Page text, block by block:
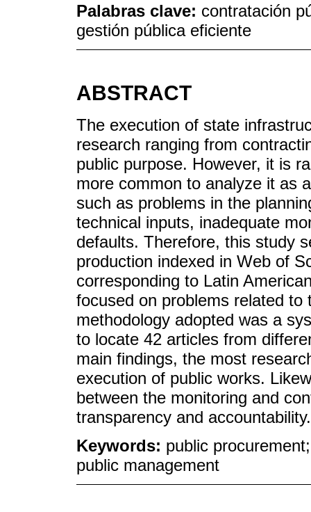
Palabras clave: contratación
gestión pública eficiente
ABSTRACT
The execution of state
research ranging from
public purpose. However, it is
more common to analyze it as
such as problems in the
technical inputs, inadequate
defaults. Therefore, this study
production indexed in Web of
corresponding to Latin
focused on problems related
methodology adopted was a
to locate 42 articles from
main findings, the most
execution of public works.
between the monitoring and
transparency and accountability.
Keywords: public
public management